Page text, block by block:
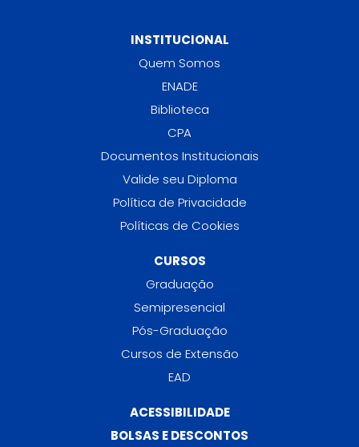
INSTITUCIONAL
Quem Somos
ENADE
Biblioteca
CPA
Documentos Institucionais
Valide seu Diploma
Política de Privacidade
Políticas de Cookies
CURSOS
Graduação
Semipresencial
Pós-Graduação
Cursos de Extensão
EAD
ACESSIBILIDADE
BOLSAS E DESCONTOS